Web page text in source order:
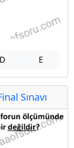
D E
Sınavı